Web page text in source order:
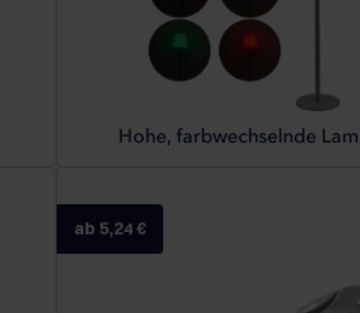
Hohe, farbwechselnde
ab 5,24 €